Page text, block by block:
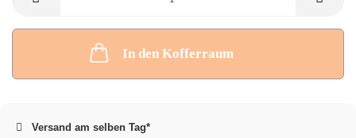
In den Kofferraum
Versand am selben Tag*